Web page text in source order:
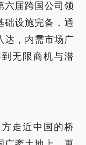
六届跨国公司领
础设施完备，通
达，内需市场广
无限商机与潜
走近中国的桥